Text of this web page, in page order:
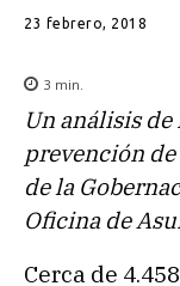
23 febrero, 2018
3 min.
Un análisis
prevención
de la
Oficina de
Cerca de